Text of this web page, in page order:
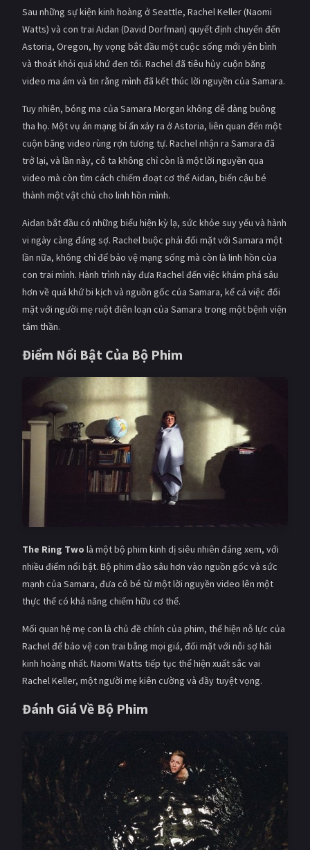
Sau những sự kiện kinh hoàng ở Seattle, Rachel Keller (Naomi
Watts) và con trai Aidan (David Dorfman) quyết định chuyển đến
Astoria, Oregon, hy vọng bắt đầu một cuộc sống mới yên bình
và thoát khỏi quá khứ đen tối. Rachel đã tiêu hủy cuộn băng
video ma ám và tin rằng mình đã kết thúc lời nguyền của Samara.
Tuy nhiên, bóng ma của Samara Morgan không dễ dàng buông
tha họ. Một vụ án mạng bí ẩn xảy ra ở Astoria, liên quan đến một
cuộn băng video rùng rợn tương tự. Rachel nhận ra Samara đã
trở lại, và lần này, cô ta không chỉ còn là một lời nguyền qua
video mà còn tìm cách chiếm đoạt cơ thể Aidan, biến cậu bé
thành một vật chủ cho linh hồn mình.
Aidan bắt đầu có những biểu hiện kỳ lạ, sức khỏe suy yếu và hành
vi ngày càng đáng sợ. Rachel buộc phải đối mặt với Samara một
lần nữa, không chỉ để bảo vệ mạng sống mà còn là linh hồn của
con trai mình. Hành trình này đưa Rachel đến việc khám phá sâu
hơn về quá khứ bi kịch và nguồn gốc của Samara, kể cả việc đối
mặt với người mẹ ruột điên loạn của Samara trong một bệnh viện
tâm thần.
Điểm Nổi Bật Của Bộ Phim
The Ring Two là một bộ phim kinh dị siêu nhiên đáng xem, với
nhiều điểm nổi bật. Bộ phim đào sâu hơn vào nguồn gốc và sức
mạnh của Samara, đưa cô bé từ một lời nguyền video lên một
thực thể có khả năng chiếm hữu cơ thể.
Mối quan hệ mẹ con là chủ đề chính của phim, thể hiện nỗ lực của
Rachel để bảo vệ con trai bằng mọi giá, đối mặt với nỗi sợ hãi
kinh hoàng nhất. Naomi Watts tiếp tục thể hiện xuất sắc vai
Rachel Keller, một người mẹ kiên cường và đầy tuyệt vọng.
Đánh Giá Về Bộ Phim